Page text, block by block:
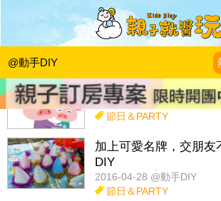
@動手DIY
話題： 玩具diy 收納妙
自己的母親節繪本自己
2017-05-14 @動手DIY
節日＆PARTY
加上可愛名牌，交朋友
DIY
2016-04-28 @動手DIY
節日＆PARTY